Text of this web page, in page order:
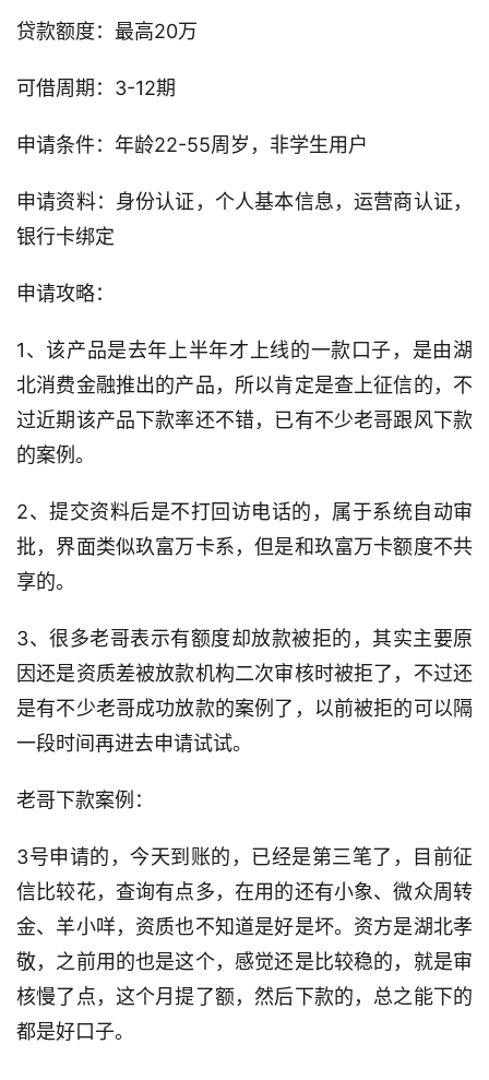
首
页
口
子
贷款额度：最高20万
可借周期：3-12期
申请条件：年龄22-55周岁，非学生用户
申请资料：身份认证，个人基本信息，运营商认证，
银行卡绑定
申请攻略：
1、该产品是去年上半年才上线的一款口子，是由湖
北消费金融推出的产品，所以肯定是查上征信的，不
过近期该产品下款率还不错，已有不少老哥跟风下款
的案例。
2、提交资料后是不打回访电话的，属于系统自动审
批，界面类似玖富万卡系，但是和玖富万卡额度不共
享的。
3、很多老哥表示有额度却放款被拒的，其实主要原
因还是资质差被放款机构二次审核时被拒了，不过还
是有不少老哥成功放款的案例了，以前被拒的可以隔
一段时间再进去申请试试。
老哥下款案例：
3号申请的，今天到账的，已经是第三笔了，目前征
信比较花，查询有点多，在用的还有小象、微众周转
金、羊小咩，资质也不知道是好是坏。资方是湖北孝
敬，之前用的也是这个，感觉还是比较稳的，就是审
核慢了点，这个月提了额，然后下款的，总之能下的
都是好口子。